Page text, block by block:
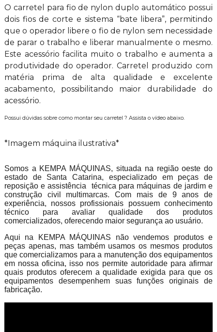
O carretel para fio de nylon duplo automático possui
dois fios de corte e sistema “bate libera”, permitindo
que o operador libere o fio de nylon sem necessidade
de parar o trabalho e liberar manualmente o mesmo.
Este acessório facilita muito o trabalho e aumenta a
produtividade do operador. Carretel produzido com
matéria prima de alta qualidade e excelente
acabamento, possibilitando maior durabilidade do
acessório.
Possui dúvidas sobre como montar seu carretel ? Assista o vídeo abaixo.
*Imagem máquina ilustrativa*
Somos a KEMPA MÁQUINAS, situada na região oeste do
estado de Santa Catarina, especializado em peças de
reposição e assistência técnica para máquinas de jardim e
construção civil multimarcas. Com mais de 9 anos de
experiência, nossos profissionais possuem conhecimento
técnico para avaliar qualidade dos produtos
comercializados, oferecendo maior segurança ao usuário.
Aqui na KEMPA MÁQUINAS não vendemos produtos e
peças apenas, mas também usamos os mesmos produtos
que comercializamos para a manutenção dos equipamentos
em nossa oficina, isso nos permite autoridade para afirmar
quais produtos oferecem a qualidade exigida para que os
equipamentos desempenhem suas funções originais de
fabricação.